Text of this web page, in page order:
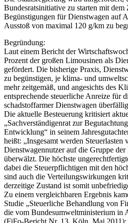
Bundesratsinitiative zu starten mit dem
Begünstigungen für Dienstwagen auf
Ausstoß von maximal 120 g/km zu
Begründung:
Laut einem Bericht der
Prozent der großen Limousinen als
gefördert. Die bisherige Praxis,
zu begünstigen, je klima- und
mehr zeitgemäß, und angesichts des
entsprechende steuerliche Anreize für
schadstoffarmer Dienstwagen
Die aktuelle Besteuerung kritisiert
„Sachverständigenrat zur
Entwicklung“ in seinem
heißt: „Insgesamt werden Steuerlasten
Dienstwagennutzer auf die Gruppe
überwälzt. Die höchste
dabei die Steuerpflichtigen mit den
sind auch die Verteilungswirkungen
derzeitige Zustand ist somit
Zu einem vergleichbaren Ergebnis
Studie „Steuerliche Behandlung von
die vom Bundesumweltministerium in